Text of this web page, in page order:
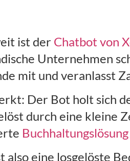
ist der Chatbot von
Unternehmen
mit und veranlasst
Der Bot holt sich
durch eine kleine
also eine losgelöste